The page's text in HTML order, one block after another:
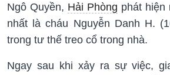
Ngô Quyền, Hải Phòng phát hiện
nhất là cháu Nguyễn Danh H.
trong tư thế treo cổ trong nhà.
Ngay sau khi xảy ra sự việc,